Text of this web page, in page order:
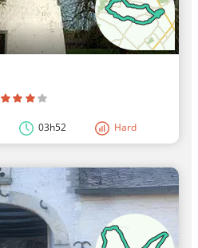
03h52 Hard